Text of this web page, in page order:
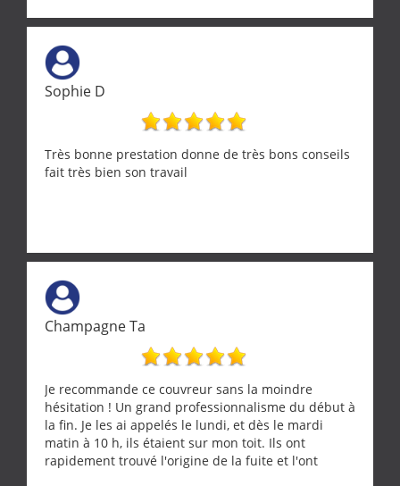
Sophie D
Très bonne prestation donne de très bons conseils
fait très bien son travail
Champagne Ta
Je recommande ce couvreur sans la moindre
hésitation ! Un grand professionnalisme du début à
la fin. Je les ai appelés le lundi, et dès le mardi
matin à 10 h, ils étaient sur mon toit. Ils ont
rapidement trouvé l'origine de la fuite et l'ont